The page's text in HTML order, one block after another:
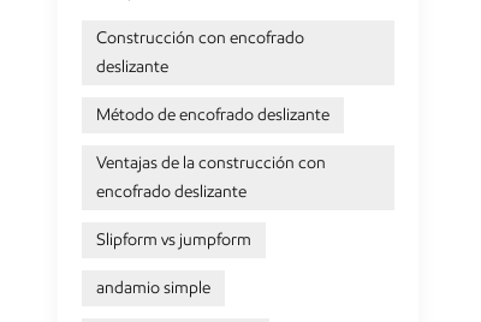
Construcción con encofrado
deslizante
Método de encofrado deslizante
Ventajas de la construcción con
encofrado deslizante
Slipform vs jumpform
andamio simple